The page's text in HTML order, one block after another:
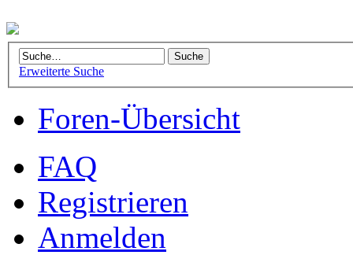
Erweiterte Suche
Foren-Übersicht
FAQ
Registrieren
Anmelden